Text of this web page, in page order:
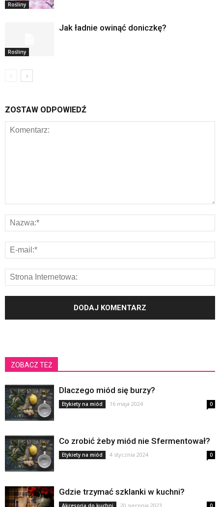
Rośliny
Rośliny
Jak ładnie owinąć doniczkę?
ZOSTAW ODPOWIEDŹ
ZOBACZ TEŻ
Dlaczego miód się burzy?
Etykiety na miód 16 maja 2024 0
Co zrobić żeby miód nie Sfermentował?
Etykiety na miód 4 stycznia 2024 0
Gdzie trzymać szklanki w kuchni?
Akcesoria do kuchni 20 sierpnia 2023 0